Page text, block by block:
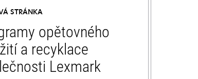
STRÁNKA
opětovného
a recyklace
Lexmark